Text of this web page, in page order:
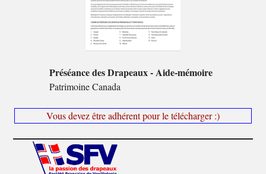
Préséance des Drapeaux - Aide-mémoire
Patrimoine Canada
Vous devez être adhérent pour le télécharger :)